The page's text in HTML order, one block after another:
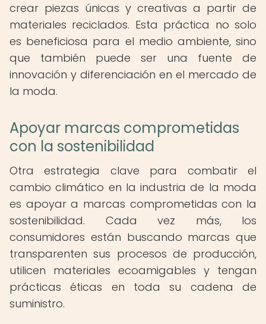
crear piezas únicas y creativas a partir de
materiales reciclados. Esta práctica no solo
es beneficiosa para el medio ambiente, sino
que también puede ser una fuente de
innovación y diferenciación en el mercado de
la moda.
Apoyar marcas comprometidas
con la sostenibilidad
Otra estrategia clave para combatir el
cambio climático en la industria de la moda
es apoyar a marcas comprometidas con la
sostenibilidad. Cada vez más, los
consumidores están buscando marcas que
transparenten sus procesos de producción,
utilicen materiales ecoamigables y tengan
prácticas éticas en toda su cadena de
suministro.